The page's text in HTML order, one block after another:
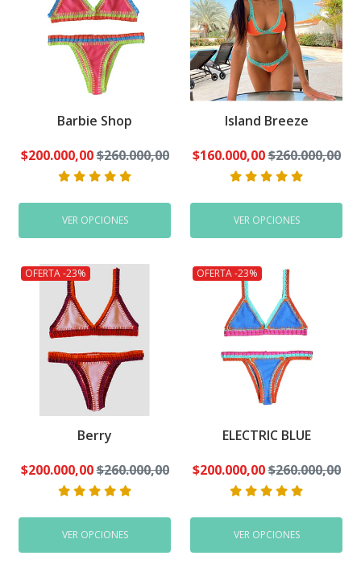
Barbie Shop
$200.000,00$260.000,00
VER OPCIONES
Island Breeze
$160.000,00$260.000,00
VER OPCIONES
OFERTA -23%
Berry
$200.000,00$260.000,00
VER OPCIONES
OFERTA -23%
ELECTRIC BLUE
$200.000,00$260.000,00
VER OPCIONES